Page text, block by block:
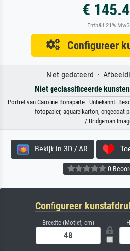
€
Enthält 21%
Configureer
Niet gedateerd ·
Niet geclassificeerde
Portret van Caroline Bonaparte · Unbekannt.
fotopapier, aquarelkarton, ongecoat
/ Bridgeman
Bekijk in 3D / AR
0
Configureer
Breedte (Motief, cm)